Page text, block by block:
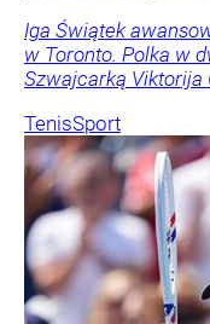
Iga Świątek
w Toronto. Polka w
Szwajcarką Viktorija
TenisSport